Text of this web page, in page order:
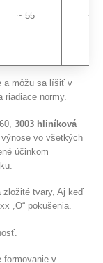
~ 55 ~
a môžu sa líšiť v
riadiace normy.
3003 hliníková
vo všetkých
účinkom
zložité tvary, Aj keď
„O“ pokušenia.
formovanie v